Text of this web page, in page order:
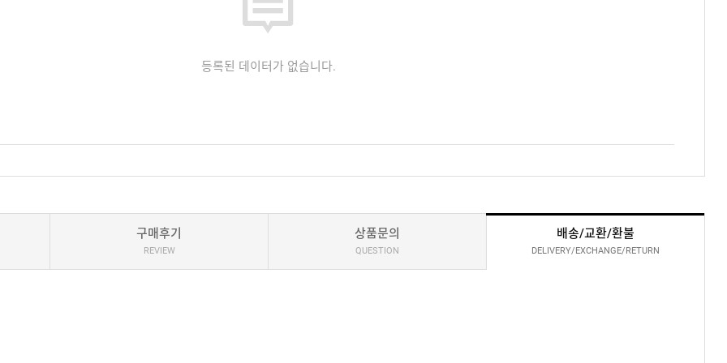
등록된 데이터가 없습니다.
구매후기
REVIEW
상품문의
QUESTION
배송/교환/환불
DELIVERY/EXCHANGE/RETURN